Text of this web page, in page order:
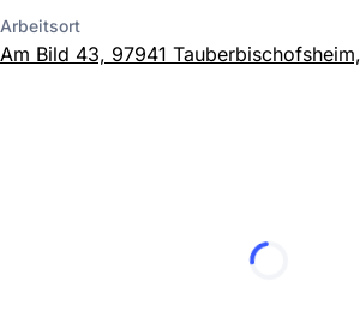
Arbeitsort
Am Bild 43, 97941